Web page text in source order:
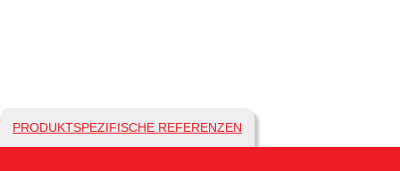
PRODUKTSPEZIFISCHE REFERENZEN